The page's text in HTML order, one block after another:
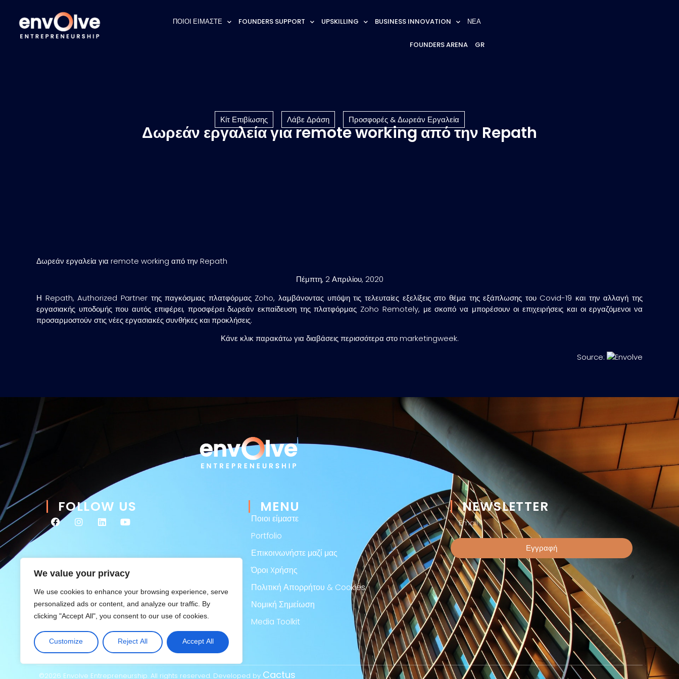
We value your privacy
We use cookies to enhance your browsing experience, serve
personalized ads or content, and analyze our traffic. By
clicking "Accept All", you consent to our use of cookies.
Customize Reject All Accept All
ΠΟΙΟΙ ΕΙΜΑΣΤΕ FOUNDERS SUPPORT UPSKILLING BUSINESS INNOVATION ΝΕΑ
FOUNDERS ARENA GR
Κίτ Επιβίωσης Λάβε Δράση Προσφορές & Δωρεάν Εργαλεία
Δωρεάν εργαλεία για remote working από την Repath
Δωρεάν εργαλεία για remote working από την Repath
Πέμπτη, 2 Απριλίου, 2020
Η Repath, Authorized Partner της παγκόσμιας πλατφόρμας Zoho, λαμβάνοντας υπόψη τις τελευταίες εξελίξεις στο θέμα της εξάπλωσης του Covid-19 και την αλλαγή της
εργασιακής υποδομής που αυτός επιφέρει, προσφέρει δωρεάν εκπαίδευση της πλατφόρμας Zoho Remotely, με σκοπό να μπορέσουν οι επιχειρήσεις και οι εργαζόμενοι να
προσαρμοστούν στις νέες εργασιακές συνθήκες και προκλήσεις.
Κάνε κλικ παρακάτω για διαβάσεις περισσότερα στο marketingweek.
Source:
FOLLOW US MENU
Ποιοι είμαστε
Portfolio
Επικοινωνήστε μαζί μας
Όροι Xρήσης
Πολιτική Απορρήτου & Cookies
Νομική Σημείωση
Media Toolkit
NEWSLETTER
Εγγραφή
©2026 Envolve Entrepreneurship. All rights reserved. Developed by Cactus